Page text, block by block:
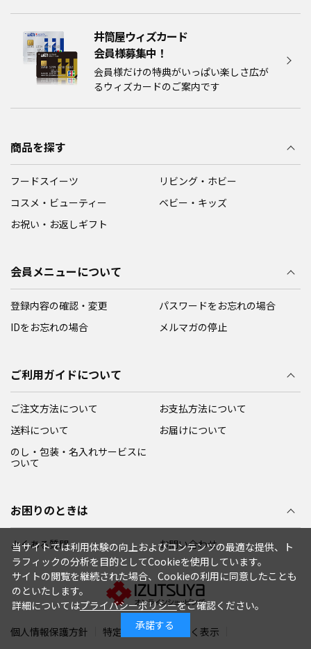
中
井筒屋ウィズカード
会員様募集中！​​
会員様だけの特典がいっぱい楽しさ広が
るウィズカードのご案内です
商品を探す
フードスイーツ
リビング・ホビー
コスメ・ビューティー
ベビー・キッズ
お祝い・お返しギフト
会員メニューについて
登録内容の確認・変更
パスワードをお忘れの場合
IDをお忘れの場合
メルマガの停止
ご利用ガイドについて
ご注文方法について
お支払方法について
送料について
お届けについて
のし・包装・名入れサービスに
ついて
お困りのときは
よくある質問 お問い合わせ
個人情報保護方針
特定商取引法に基づく表示
当サイトでは利用体験の向上およびコンテンツの最適な提供、ト
ラフィックの分析を目的としてCookieを使用しています。
サイトの閲覧を継続された場合、Cookieの利用に同意したことも
のといたします。
詳細についてはプライバシーポリシーをご確認ください。
承諾する